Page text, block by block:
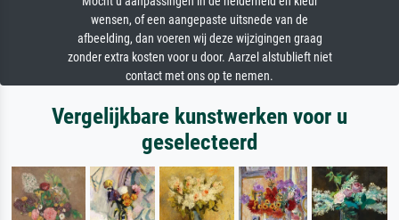
wensen, of een aangepaste uitsnede van de
afbeelding, dan voeren wij deze wijzigingen graag
zonder extra kosten voor u door. Aarzel alstublieft niet
contact met ons op te nemen.
Vergelijkbare kunstwerken voor u
geselecteerd